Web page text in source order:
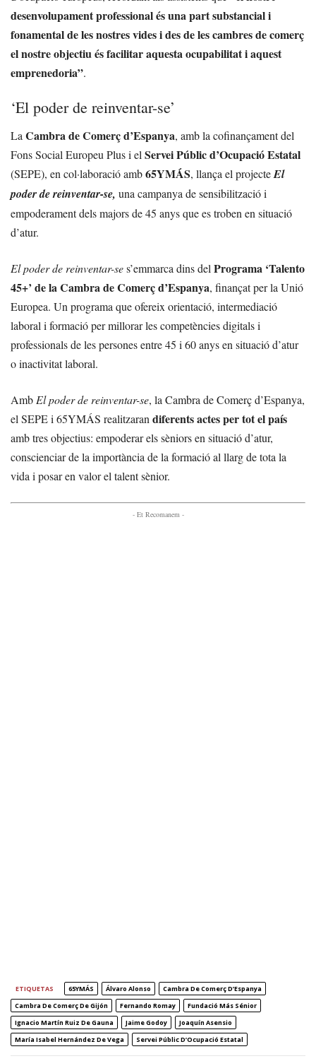
desenvolupament professional és una part substancial i
fonamental de les nostres vides i des de les cambres de comerç
el nostre objectiu és facilitar aquesta ocupabilitat i aquest
emprenedoria”.
‘El poder de reinventar-se’
La Cambra de Comerç d’Espanya, amb la cofinançament del
Fons Social Europeu Plus i el Servei Públic d’Ocupació Estatal
(SEPE), en col·laboració amb65YMÁS, llança el projecteEl
poder de reinventar-se, una campanya de sensibilització i
empoderament dels majors de 45 anys que es troben en situació
d’atur.
El poder de reinventar-ses’emmarca dins del Programa ‘Talento
45+’ de la Cambra de Comerç d’Espanya, finançat per la Unió
Europea. Un programa que ofereix orientació, intermediació
laboral i formació per millorar les competències digitals i
professionals de les persones entre 45 i 60 anys en situació d’atur
o inactivitat laboral.
Amb El poder de reinventar-se, la Cambra de Comerç d’Espanya,
el SEPE i 65YMÁS realitzaran diferents actes per tot el país
amb tres objectius: empoderar els sèniors en situació d’atur,
conscienciar de la importància de la formació al llarg de tota la
vida i posar en valor el talent sènior.
- Et Recomanem -
ETIQUETAS 65YMÁS Álvaro Alonso
Cambra De Comerç D’Espanya
Cambra De Comerç De Gijón
Fernando Romay
Fundació Más Sénior
Ignacio Martín Ruiz De Gauna
Jaime Godoy
Joaquín Asensio
María Isabel Hernández De Vega
Servei Públic D’Ocupació Estatal